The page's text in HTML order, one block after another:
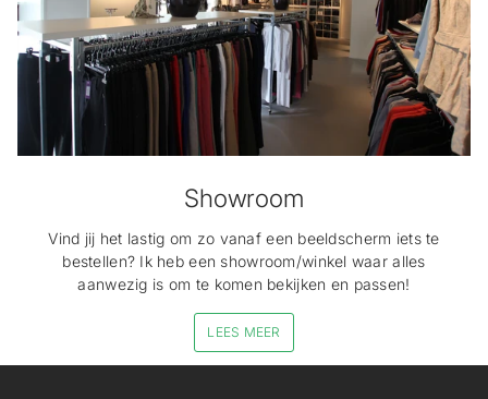
Showroom
Vind jij het lastig om zo vanaf een beeldscherm iets te
bestellen? Ik heb een showroom/winkel waar alles
aanwezig is om te komen bekijken en passen!
LEES MEER